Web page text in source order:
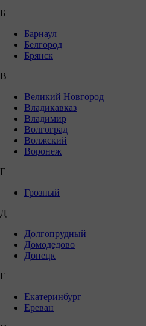
Б
Барнаул
Белгород
Брянск
В
Великий Новгород
Владикавказ
Владимир
Волгоград
Волжский
Воронеж
Г
Грозный
Д
Долгопрудный
Домодедово
Донецк
Е
Екатеринбург
Ереван